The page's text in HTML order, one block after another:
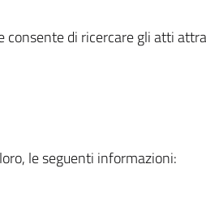
di ricercare gli atti
le seguenti informazioni: